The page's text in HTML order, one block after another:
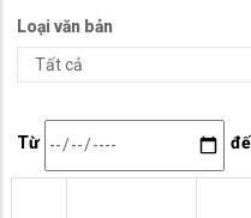
Loại văn bản
Từ